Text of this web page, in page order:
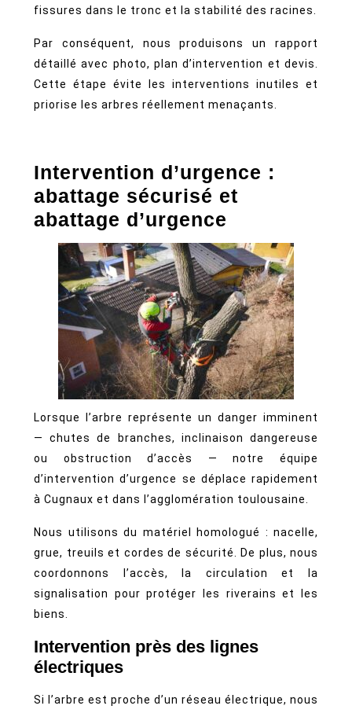
fissures dans le tronc et la stabilité des racines.
Par conséquent, nous produisons un rapport
détaillé avec photo, plan d’intervention et devis.
Cette étape évite les interventions inutiles et
priorise les arbres réellement menaçants.
Intervention d’urgence :
abattage sécurisé et
abattage d’urgence
Lorsque l’arbre représente un danger imminent
— chutes de branches, inclinaison dangereuse
ou obstruction d’accès — notre équipe
d’intervention d’urgence se déplace rapidement
à Cugnaux et dans l’agglomération toulousaine.
Nous utilisons du matériel homologué : nacelle,
grue, treuils et cordes de sécurité. De plus, nous
coordonnons l’accès, la circulation et la
signalisation pour protéger les riverains et les
biens.
Intervention près des lignes
électriques
Si l’arbre est proche d’un réseau électrique, nous